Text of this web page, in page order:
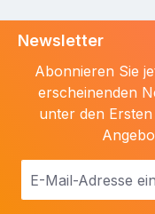
Newsletter
Abonnieren Sie
erscheinenden
unter den
E-